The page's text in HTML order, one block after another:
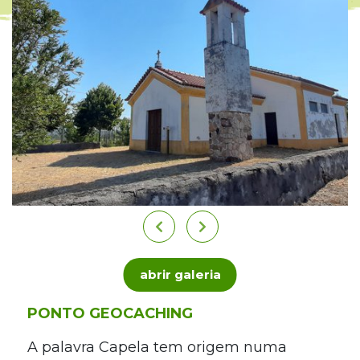
abrir galeria
PONTO GEOCACHING
A palavra Capela tem origem numa